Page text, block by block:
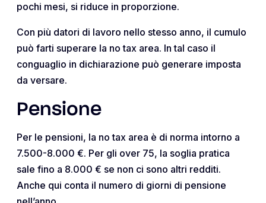
pochi mesi, si riduce in proporzione.
Con più datori di lavoro nello stesso anno, il cumulo
può farti superare la no tax area. In tal caso il
conguaglio in dichiarazione può generare imposta
da versare.
Pensione
Per le pensioni, la no tax area è di norma intorno a
7.500-8.000 €. Per gli over 75, la soglia pratica
sale fino a 8.000 € se non ci sono altri redditi.
Anche qui conta il numero di giorni di pensione